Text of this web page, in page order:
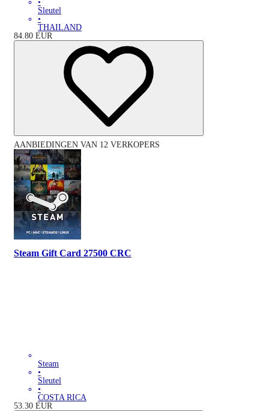
•
Sleutel
•
THAILAND
84.80 EUR
AANBIEDINGEN VAN 12 VERKOPERS
Steam Gift Card 27500 CRC
Steam
•
Sleutel
•
COSTA RICA
53.30 EUR